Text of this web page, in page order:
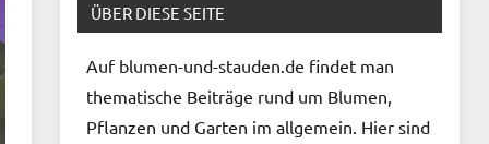
ÜBER DIESE SEITE
Auf blumen-und-stauden.de findet man
thematische Beiträge rund um Blumen,
Pflanzen und Garten im allgemein. Hier sind